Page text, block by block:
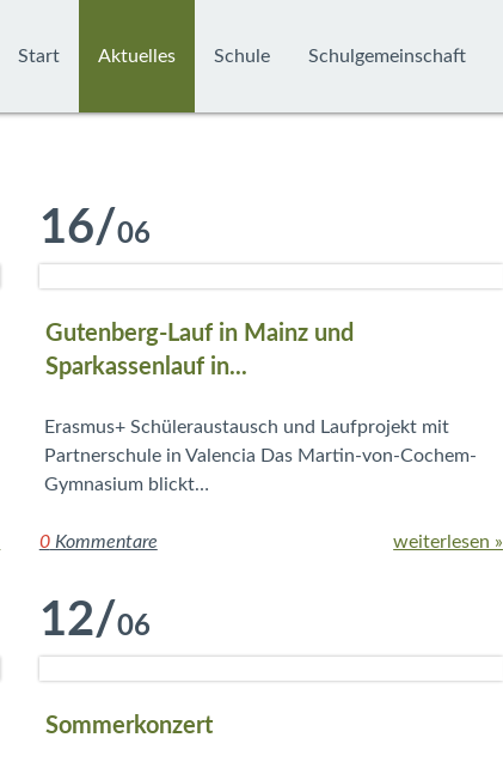
Start Aktuelles Schule Schulgemeinschaft
16/06
Gutenberg-Lauf in Mainz und
Sparkassenlauf in...
Erasmus+ Schüleraustausch und Laufprojekt mit
Partnerschule in Valencia Das Martin-von-Cochem-
Gymnasium blickt…
0Kommentare weiterlesen »
12/06
Sommerkonzert